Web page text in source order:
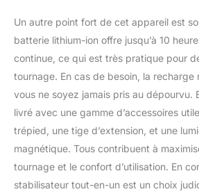
verticales
pour rendre
de vue plus
Nouveau
panneau
les
cinq voies
permettent
cardan
et
tactile de
vous
plus
Un autre point fort de cet appareil est
batterie lithium-ion offre jusqu’à 10
continue, ce qui est très pratique pour
tournage. En cas de besoin, la
vous ne soyez jamais pris au dépourvu.
livré avec une gamme d’accessoires
trépied, une tige d’extension, et une
magnétique. Tous contribuent à
tournage et le confort d’utilisation. En
stabilisateur tout-en-un est un choix